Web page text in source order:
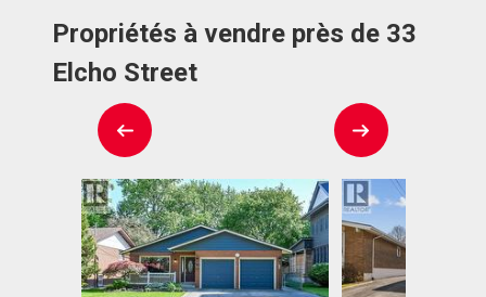
Propriétés à vendre près de 33
Elcho Street